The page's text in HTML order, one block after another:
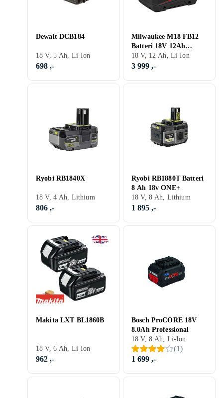
Dewalt DCB184
18 V, 5 Ah, Li-Ion
698 ,-
Milwaukee M18 FB12
Batteri 18V 12Ah
FORGE
18 V, 12 Ah, Li-Ion
3 999 ,-
Ryobi RB1840X
18 V, 4 Ah, Lithium
806 ,-
Ryobi RB1880T Batteri
8 Ah 18v ONE+
18 V, 8 Ah, Lithium
1 895 ,-
Makita LXT BL1860B
18 V, 6 Ah, Li-Ion
962 ,-
Bosch ProCORE 18V
8.0Ah Professional
18 V, 8 Ah, Li-Ion
(1)
1 699 ,-